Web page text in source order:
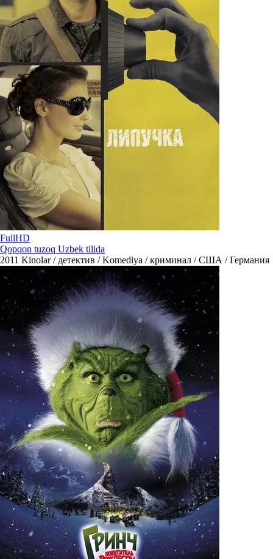
FullHD
Qopqon tuzoq Uzbek tilida
2011 Kinolar / детектив / Komediya / криминал / США / Германия